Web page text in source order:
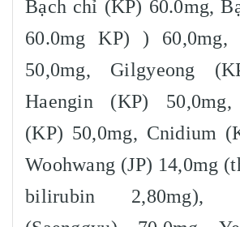
Bạch chỉ (KP) 60.0mg,
60.0mg KP) ) 60,0mg,
50,0mg, Gilgyeong
Haengin (KP) 50,0mg,
(KP) 50,0mg, Cnidium
Woohwang (JP) 14,0mg
bilirubin 2,80mg),